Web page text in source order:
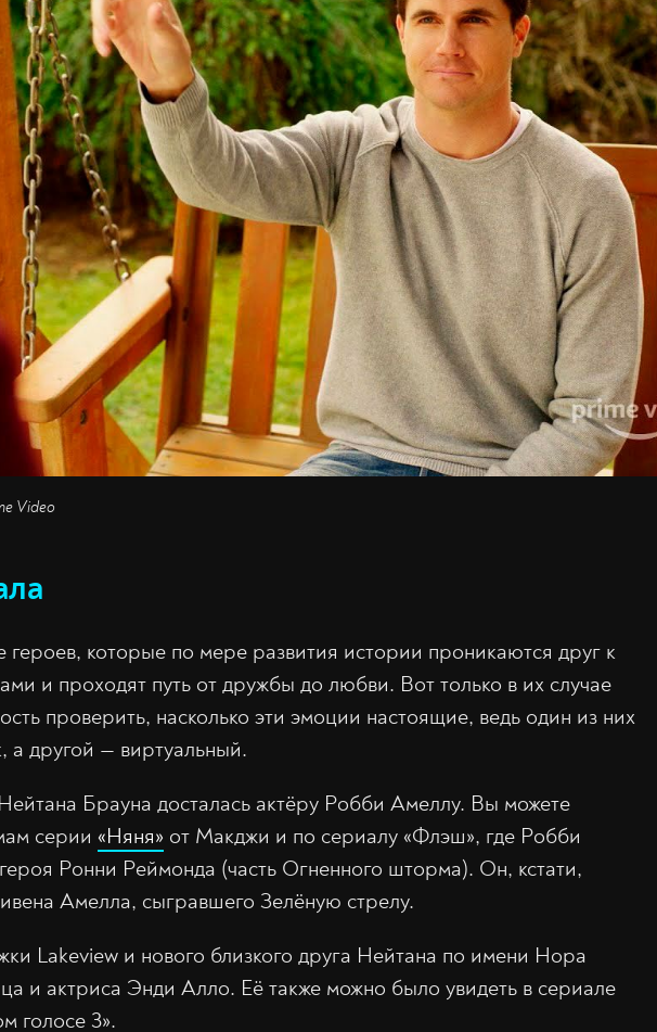
Video
героев, которые по мере развития истории проникаются друг к
и проходят путь от дружбы до любви. Вот только в их случае
проверить, насколько эти эмоции настоящие, ведь один из них
а другой — виртуальный.
Брауна досталась актёру Робби Амеллу. Вы можете
серии «Няня» от Макджи и по сериалу «Флэш», где Робби
Ронни Реймонда (часть Огненного шторма). Он, кстати,
Амелла, сыгравшего Зелёную стрелу.
Lakeview и нового близкого друга Нейтана по имени Нора
и актриса Энди Алло. Её также можно было увидеть в сериале
голосе 3».